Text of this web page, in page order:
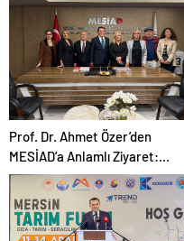
Prof. Dr. Ahmet Özer’den
MESİAD’a Anlamlı Ziyaret:
“Barış ve Adalet, Üretimin
Temelidir”